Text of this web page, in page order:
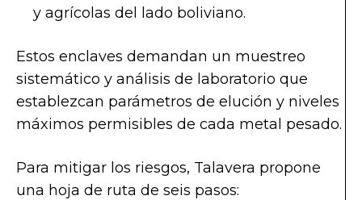
y agrícolas del lado boliviano.
Estos enclaves demandan un muestreo
sistemático y análisis de laboratorio que
establezcan parámetros de elución y niveles
máximos permisibles de cada metal pesado.
Para mitigar los riesgos, Talavera propone
una hoja de ruta de seis pasos: